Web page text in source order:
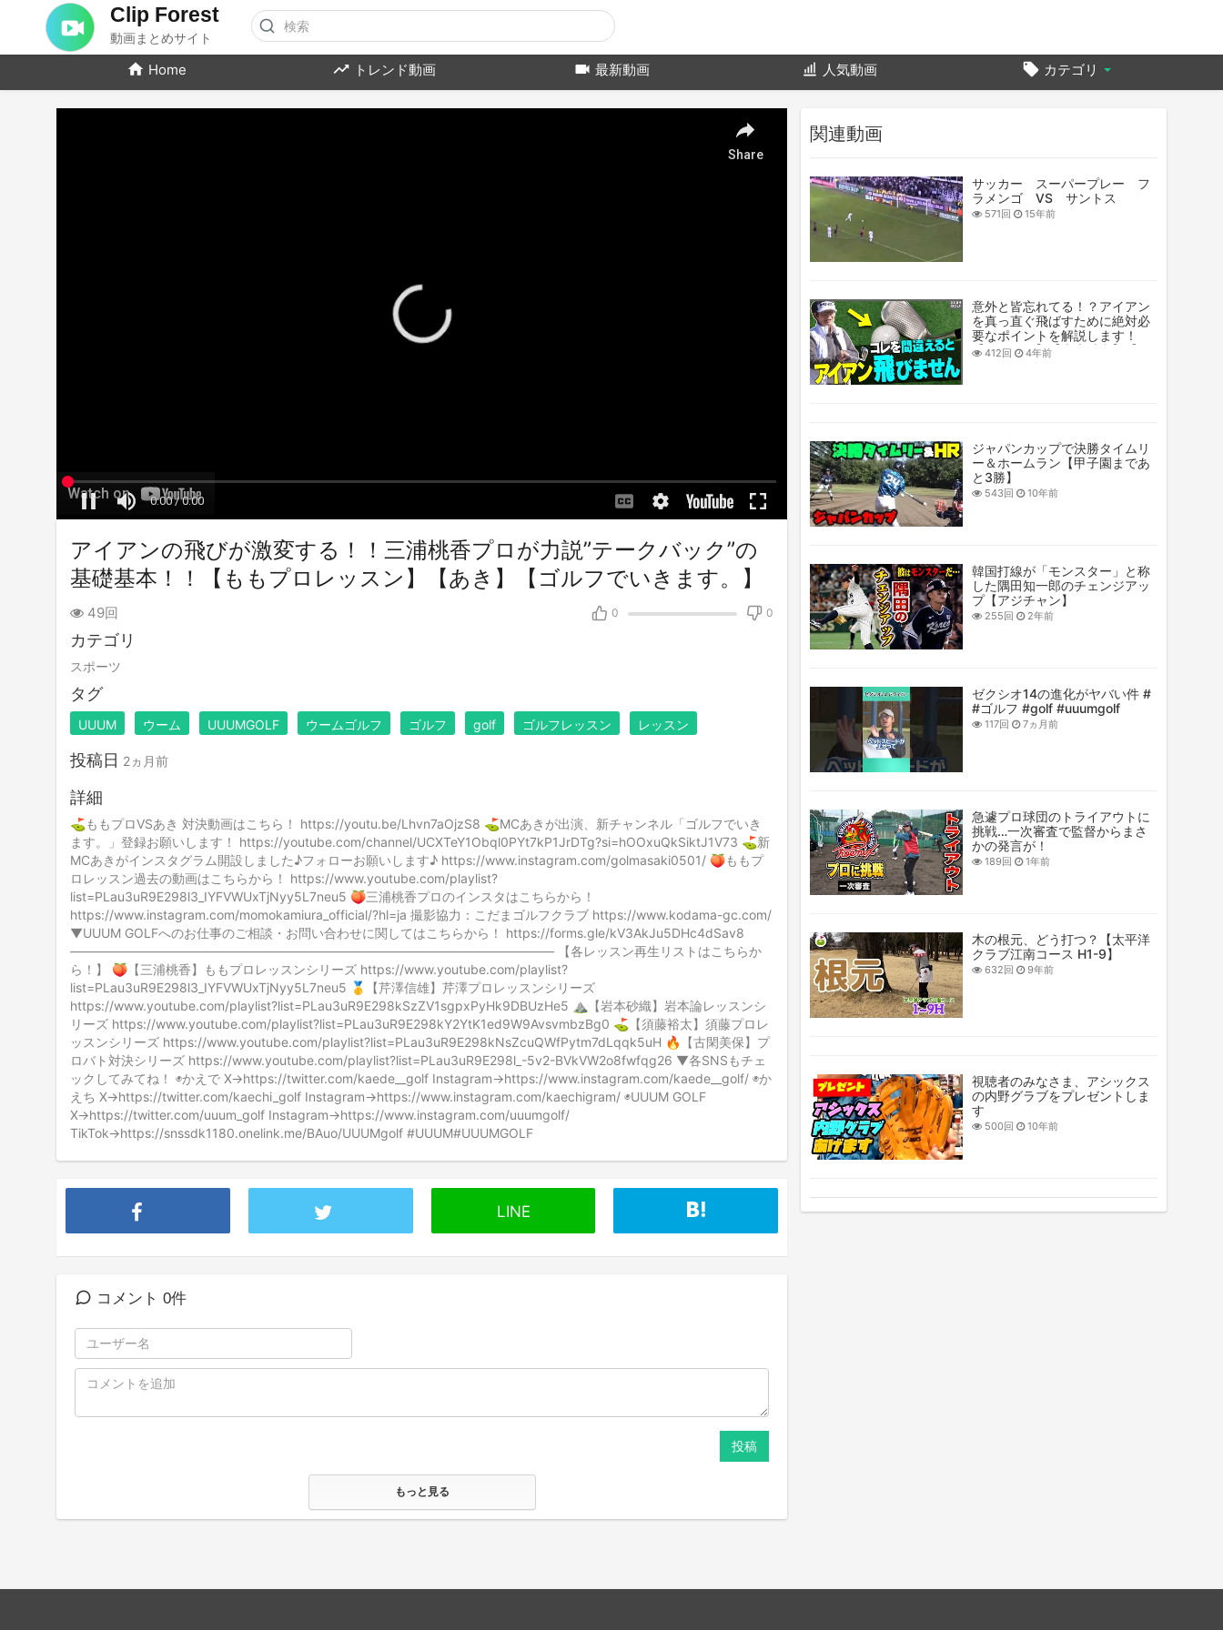
Clip Forest
動画まとめサイト
Home トレンド動画 最新動画 人気動画 カテゴリ
関連動画
サッカー スーパープレー フ
ラメンゴ VS サントス
571回 15年前
意外と皆忘れてる！？アイアン
を真っ直ぐ飛ばすために絶対必
要なポイントを解説します！
【レッスン】【岩本砂織】【か
412回 4年前
ジャパンカップで決勝タイムリ
ー＆ホームラン【甲子園まであ
と3勝】
543回 10年前
韓国打線が「モンスター」と称
した隅田知一郎のチェンジアッ
プ【アジチャン】
255回 2年前
ゼクシオ14の進化がヤバい件 #
#ゴルフ #golf #uuumgolf
117回 7ヵ月前
急遽プロ球団のトライアウトに
挑戦…一次審査で監督からまさ
かの発言が！
189回 1年前
木の根元、どう打つ？【太平洋
クラブ江南コース H1-9】
632回 9年前
視聴者のみなさま、アシックス
の内野グラブをプレゼントしま
す
500回 10年前
アイアンの飛びが激変する！！三浦桃香プロが力説”テークバック”の
基礎基本！！【ももプロレッスン】【あき】【ゴルフでいきます。】
0 0
49回
カテゴリ
スポーツ
タグ
UUUM ウーム UUUMGOLF ウームゴルフ ゴルフ golf ゴルフレッスン レッスン
投稿日 2ヵ月前
詳細
⛳️ももプロVSあき 対決動画はこちら！ https://youtu.be/Lhvn7aOjzS8 ⛳️MCあきが出演、新チャンネル「ゴルフでいき
ます。」登録お願いします！ https://youtube.com/channel/UCXTeY1Obql0PYt7kP1JrDTg?si=hOOxuQkSiktJ1V73 ⛳️新
MCあきがインスタグラム開設しました♪フォローお願いします♪ https://www.instagram.com/golmasaki0501/ 🍑ももプ
ロレッスン過去の動画はこちらから！ https://www.youtube.com/playlist?
list=PLau3uR9E298l3_IYFVWUxTjNyy5L7neu5 🍑三浦桃香プロのインスタはこちらから！
https://www.instagram.com/momokamiura_official/?hl=ja 撮影協力：こだまゴルフクラブ https://www.kodama-gc.com/
▼UUUM GOLFへのお仕事のご相談・お問い合わせに関してはこちらから！ https://forms.gle/kV3AkJu5DHc4dSav8
—————————————————————————————————————— 【各レッスン再生リストはこちらか
ら！】 🍑【三浦桃香】ももプロレッスンシリーズ https://www.youtube.com/playlist?
list=PLau3uR9E298l3_IYFVWUxTjNyy5L7neu5 🥇【芹澤信雄】芹澤プロレッスンシリーズ
https://www.youtube.com/playlist?list=PLau3uR9E298kSzZV1sgpxPyHk9DBUzHe5 ⛰️【岩本砂織】岩本論レッスンシ
リーズ https://www.youtube.com/playlist?list=PLau3uR9E298kY2YtK1ed9W9AvsvmbzBg0 ⛳️【須藤裕太】須藤プロレ
ッスンシリーズ https://www.youtube.com/playlist?list=PLau3uR9E298kNsZcuQWfPytm7dLqqk5uH 🔥【古閑美保】プ
ロバト対決シリーズ https://www.youtube.com/playlist?list=PLau3uR9E298l_-5v2-BVkVW2o8fwfqg26 ▼各SNSもチェ
ックしてみてね！ ◉かえで X→https://twitter.com/kaede__golf Instagram→https://www.instagram.com/kaede__golf/ ◉か
えち X→https://twitter.com/kaechi_golf Instagram→https://www.instagram.com/kaechigram/ ◉UUUM GOLF
X→https://twitter.com/uuum_golf Instagram→https://www.instagram.com/uuumgolf/
TikTok→https://snssdk1180.onelink.me/BAuo/UUUMgolf #UUUM#UUUMGOLF
LINE
コメント 0件
投稿
もっと見る